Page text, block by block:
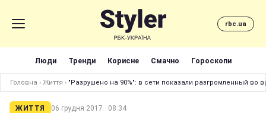
rbc.ua
Люди Тренди Корисне Смачно Гороскопи
Головна › Життя › "Разрушено на 90%": в сети показали разгромленный во
ЖИТТЯ 06 грудня 2017 · 08:34